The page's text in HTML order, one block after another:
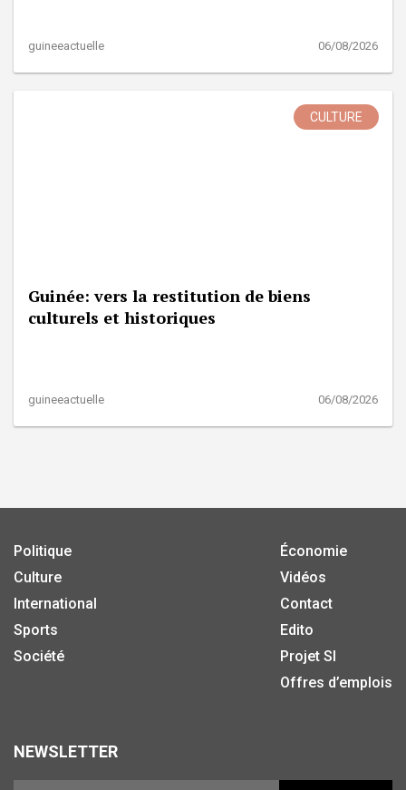
guineeactuelle 06/08/2026
CULTURE
Guinée: vers la restitution de biens
culturels et historiques
guineeactuelle 06/08/2026
Politique
Culture
International
Sports
Société
Économie
Vidéos
Contact
Edito
Projet SI
Offres d’emplois
NEWSLETTER